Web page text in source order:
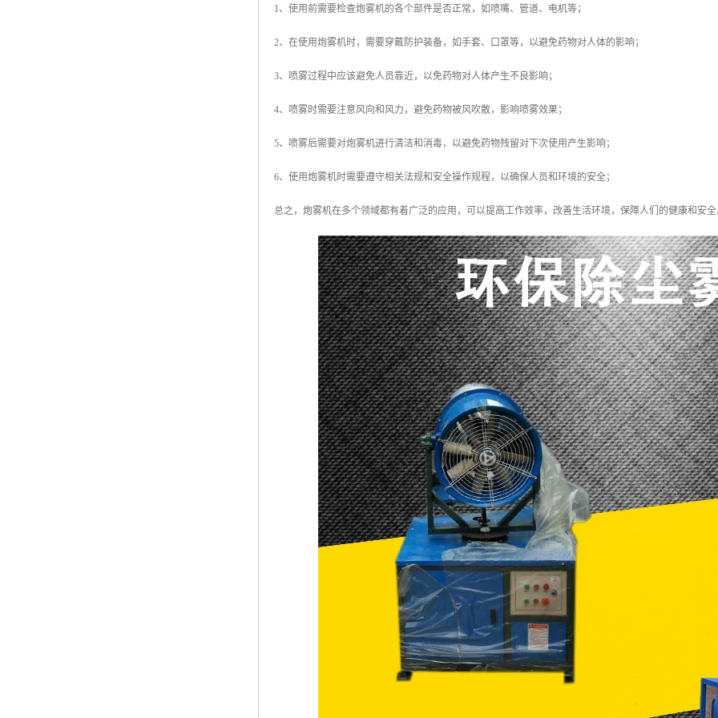
1、使用前需要检查炮雾机的各个部件是否正常，如喷嘴、管道、电机等；
2、在使用炮雾机时，需要穿戴防护装备，如手套、口罩等，以避免药物对人体的影响；
3、喷雾过程中应该避免人员靠近，以免药物对人体产生不良影响；
4、喷雾时需要注意风向和风力，避免药物被风吹散，影响喷雾效果；
5、喷雾后需要对炮雾机进行清洁和消毒，以避免药物残留对下次使用产生影响；
6、使用炮雾机时需要遵守相关法规和安全操作规程，以确保人员和环境的安全；
总之，炮雾机在多个领域都有着广泛的应用，可以提高工作效率，改善生活环境，保障人们的健康和安